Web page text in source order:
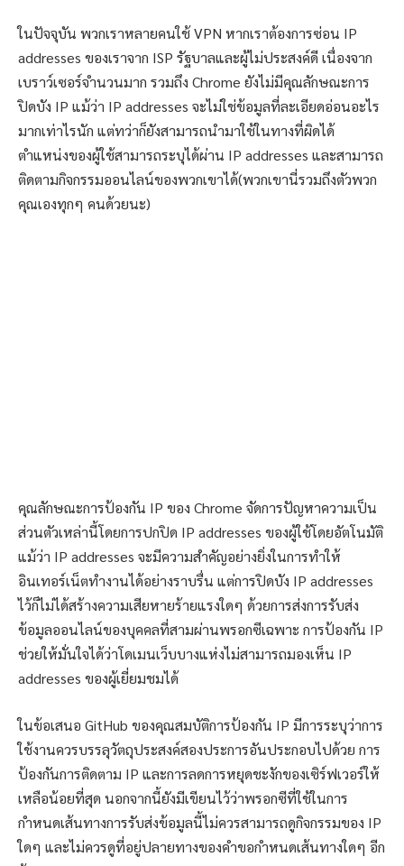
ในปัจจุบัน พวกเราหลายคนใช้ VPN หากเราต้องการซ่อน IP
addresses ของเราจาก ISP รัฐบาลและผู้ไม่ประสงค์ดี เนื่องจาก
เบราว์เซอร์จำนวนมาก รวมถึง Chrome ยังไม่มีคุณลักษณะการ
ปิดบัง IP แม้ว่า IP addresses จะไม่ใช่ข้อมูลที่ละเอียดอ่อนอะไร
มากเท่าไรนัก แต่ทว่าก็ยังสามารถนำมาใช้ในทางที่ผิดได้
ตำแหน่งของผู้ใช้สามารถระบุได้ผ่าน IP addresses และสามารถ
ติดตามกิจกรรมออนไลน์ของพวกเขาได้(พวกเขานี่รวมถึงตัวพวก
คุณเองทุกๆ คนด้วยนะ)
คุณลักษณะการป้องกัน IP ของ Chrome จัดการปัญหาความเป็น
ส่วนตัวเหล่านี้โดยการปกปิด IP addresses ของผู้ใช้โดยอัตโนมัติ
แม้ว่า IP addresses จะมีความสำคัญอย่างยิ่งในการทำให้
อินเทอร์เน็ตทำงานได้อย่างราบรื่น แต่การปิดบัง IP addresses
ไว้ก็ไม่ได้สร้างความเสียหายร้ายแรงใดๆ ด้วยการส่งการรับส่ง
ข้อมูลออนไลน์ของบุคคลที่สามผ่านพรอกซีเฉพาะ การป้องกัน IP
ช่วยให้มั่นใจได้ว่าโดเมนเว็บบางแห่งไม่สามารถมองเห็น IP
addresses ของผู้เยี่ยมชมได้
ในข้อเสนอ GitHub ของคุณสมบัติการป้องกัน IP มีการระบุว่าการ
ใช้งานควรบรรลุวัตถุประสงค์สองประการอันประกอบไปด้วย การ
ป้องกันการติดตาม IP และการลดการหยุดชะงักของเซิร์ฟเวอร์ให้
เหลือน้อยที่สุด นอกจากนี้ยังมีเขียนไว้ว่าพรอกซีที่ใช้ในการ
กำหนดเส้นทางการรับส่งข้อมูลนี้ไม่ควรสามารถดูกิจกรรมของ IP
ใดๆ และไม่ควรดูที่อยู่ปลายทางของคำขอกำหนดเส้นทางใดๆ อีก